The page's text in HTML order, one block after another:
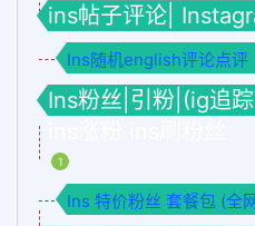
ins帖子评论|
Ins随机english评论点评
Ins粉丝|引粉|(ig追
1
Ins 特价粉丝 套餐包 (全